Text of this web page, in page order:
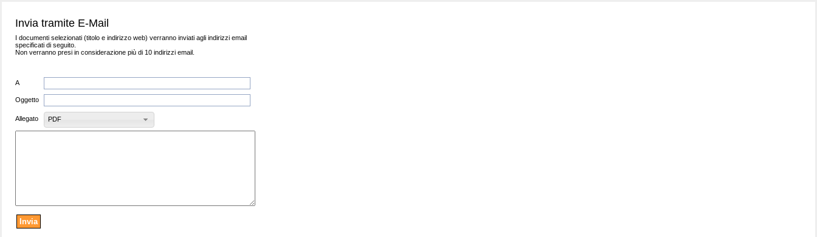
Invia tramite E-Mail
I documenti selezionati (titolo e indirizzo web) verranno inviati agli indirizzi email
specificati di seguito.
Non verranno presi in considerazione più di 10 indirizzi email.
A
Oggetto
Allegato PDF